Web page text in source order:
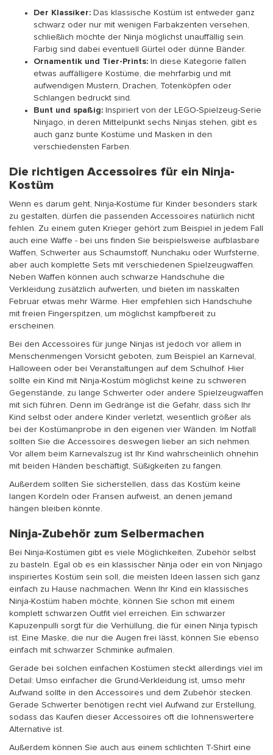
Der Klassiker: Das klassische Kostüm ist entweder ganz
schwarz oder nur mit wenigen Farbakzenten versehen,
schließlich möchte der Ninja möglichst unauffällig sein.
Farbig sind dabei eventuell Gürtel oder dünne Bänder.
Ornamentik und Tier-Prints: In diese Kategorie fallen
etwas auffälligere Kostüme, die mehrfarbig und mit
aufwendigen Mustern, Drachen, Totenköpfen oder
Schlangen bedruckt sind.
Bunt und spaßig: Inspiriert von der LEGO-Spielzeug-Serie
Ninjago, in deren Mittelpunkt sechs Ninjas stehen, gibt es
auch ganz bunte Kostüme und Masken in den
verschiedensten Farben.
Die richtigen Accessoires für ein Ninja-
Kostüm
Wenn es darum geht, Ninja-Kostüme für Kinder besonders stark
zu gestalten, dürfen die passenden Accessoires natürlich nicht
fehlen. Zu einem guten Krieger gehört zum Beispiel in jedem Fall
auch eine Waffe - bei uns finden Sie beispielsweise aufblasbare
Waffen, Schwerter aus Schaumstoff, Nunchaku oder Wurfsterne,
aber auch komplette Sets mit verschiedenen Spielzeugwaffen.
Neben Waffen können auch schwarze Handschuhe die
Verkleidung zusätzlich aufwerten, und bieten im nasskalten
Februar etwas mehr Wärme. Hier empfehlen sich Handschuhe
mit freien Fingerspitzen, um möglichst kampfbereit zu
erscheinen.
Bei den Accessoires für junge Ninjas ist jedoch vor allem in
Menschenmengen Vorsicht geboten, zum Beispiel an Karneval,
Halloween oder bei Veranstaltungen auf dem Schulhof. Hier
sollte ein Kind mit Ninja-Kostüm möglichst keine zu schweren
Gegenstände, zu lange Schwerter oder andere Spielzeugwaffen
mit sich führen. Denn im Gedränge ist die Gefahr, dass sich Ihr
Kind selbst oder andere Kinder verletzt, wesentlich größer als
bei der Kostümanprobe in den eigenen vier Wänden. Im Notfall
sollten Sie die Accessoires deswegen lieber an sich nehmen.
Vor allem beim Karnevalszug ist Ihr Kind wahrscheinlich ohnehin
mit beiden Händen beschäftigt, Süßigkeiten zu fangen.
Außerdem sollten Sie sicherstellen, dass das Kostüm keine
langen Kordeln oder Fransen aufweist, an denen jemand
hängen bleiben könnte.
Ninja-Zubehör zum Selbermachen
Bei Ninja-Kostümen gibt es viele Möglichkeiten, Zubehör selbst
zu basteln. Egal ob es ein klassischer Ninja oder ein von Ninjago
inspiriertes Kostüm sein soll, die meisten Ideen lassen sich ganz
einfach zu Hause nachmachen. Wenn Ihr Kind ein klassisches
Ninja-Kostüm haben möchte, können Sie schon mit einem
komplett schwarzen Outfit viel erreichen. Ein schwarzer
Kapuzenpulli sorgt für die Verhüllung, die für einen Ninja typisch
ist. Eine Maske, die nur die Augen frei lässt, können Sie ebenso
einfach mit schwarzer Schminke aufmalen.
Gerade bei solchen einfachen Kostümen steckt allerdings viel im
Detail: Umso einfacher die Grund-Verkleidung ist, umso mehr
Aufwand sollte in den Accessoires und dem Zubehör stecken.
Gerade Schwerter benötigen recht viel Aufwand zur Erstellung,
sodass das Kaufen dieser Accessoires oft die lohnenswertere
Alternative ist.
Außerdem können Sie auch aus einem schlichten T-Shirt eine